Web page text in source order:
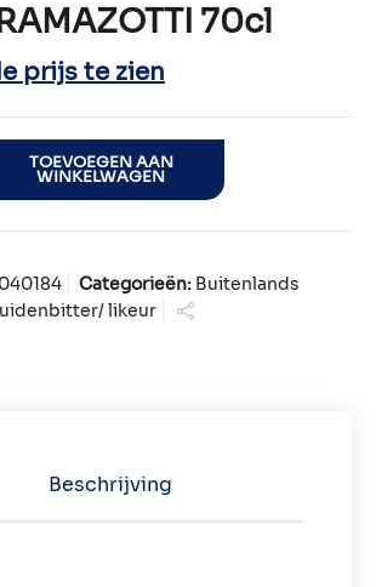
70cl
prijs te zien
70cl aantal
TOEVOEGEN AAN
WINKELWAGEN
040184 Categorieën: Buitenlands
likeur
Beschrijving